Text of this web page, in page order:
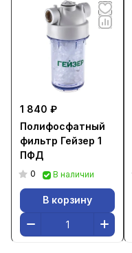
1 840 ₽
Полифосфатный
фильтр Гейзер 1
ПФД
0 В наличии
В корзину